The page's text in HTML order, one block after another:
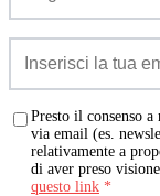
Presto il consenso
via email (es.
relativamente a
di aver preso
questo link *